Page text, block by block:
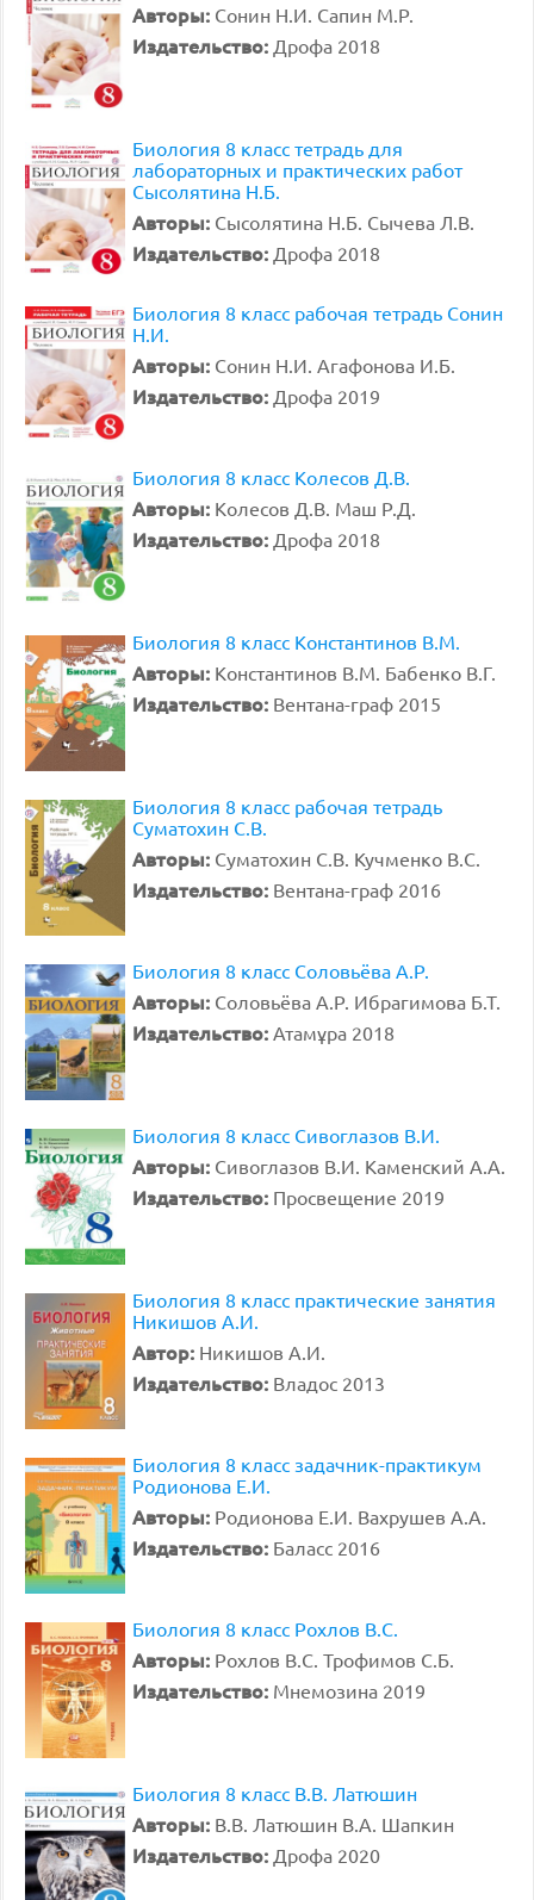
Авторы: Сонин Н.И. Сапин М.Р.
Издательство: Дрофа 2018
Биология 8 класс тетрадь для
лабораторных и практических работ
Сысолятина Н.Б.
Авторы: Сысолятина Н.Б. Сычева Л.В.
Издательство: Дрофа 2018
Биология 8 класс рабочая тетрадь Сонин
Н.И.
Авторы: Сонин Н.И. Агафонова И.Б.
Издательство: Дрофа 2019
Биология 8 класс Колесов Д.В.
Авторы: Колесов Д.В. Маш Р.Д.
Издательство: Дрофа 2018
Биология 8 класс Константинов В.М.
Авторы: Константинов В.М. Бабенко В.Г.
Издательство: Вентана-граф 2015
Биология 8 класс рабочая тетрадь
Суматохин С.В.
Авторы: Суматохин С.В. Кучменко В.С.
Издательство: Вентана-граф 2016
Биология 8 класс Соловьёва А.Р.
Авторы: Соловьёва А.Р. Ибрагимова Б.Т.
Издательство: Атамұра 2018
Биология 8 класс Сивоглазов В.И.
Авторы: Сивоглазов В.И. Каменский А.А.
Издательство: Просвещение 2019
Биология 8 класс практические занятия
Никишов А.И.
Автор: Никишов А.И.
Издательство: Владос 2013
Биология 8 класс задачник-практикум
Родионова Е.И.
Авторы: Родионова Е.И. Вахрушев А.А.
Издательство: Баласс 2016
Биология 8 класс Рохлов В.С.
Авторы: Рохлов В.С. Трофимов С.Б.
Издательство: Мнемозина 2019
Биология 8 класс В.В. Латюшин
Авторы: В.В. Латюшин В.А. Шапкин
Издательство: Дрофа 2020